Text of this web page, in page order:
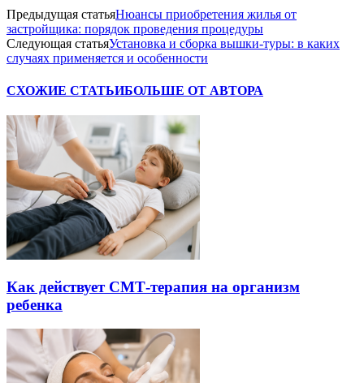
Предыдущая статьяНюансы приобретения жилья от
застройщика: порядок проведения процедуры
Следующая статьяУстановка и сборка вышки-туры: в каких
случаях применяется и особенности
СХОЖИЕ СТАТЬИБОЛЬШЕ ОТ АВТОРА
Как действует СМТ-терапия на организм
ребенка